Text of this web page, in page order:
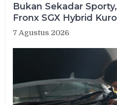
Bukan Sekadar
Fronx SGX Hybrid
7 Agustus 2026